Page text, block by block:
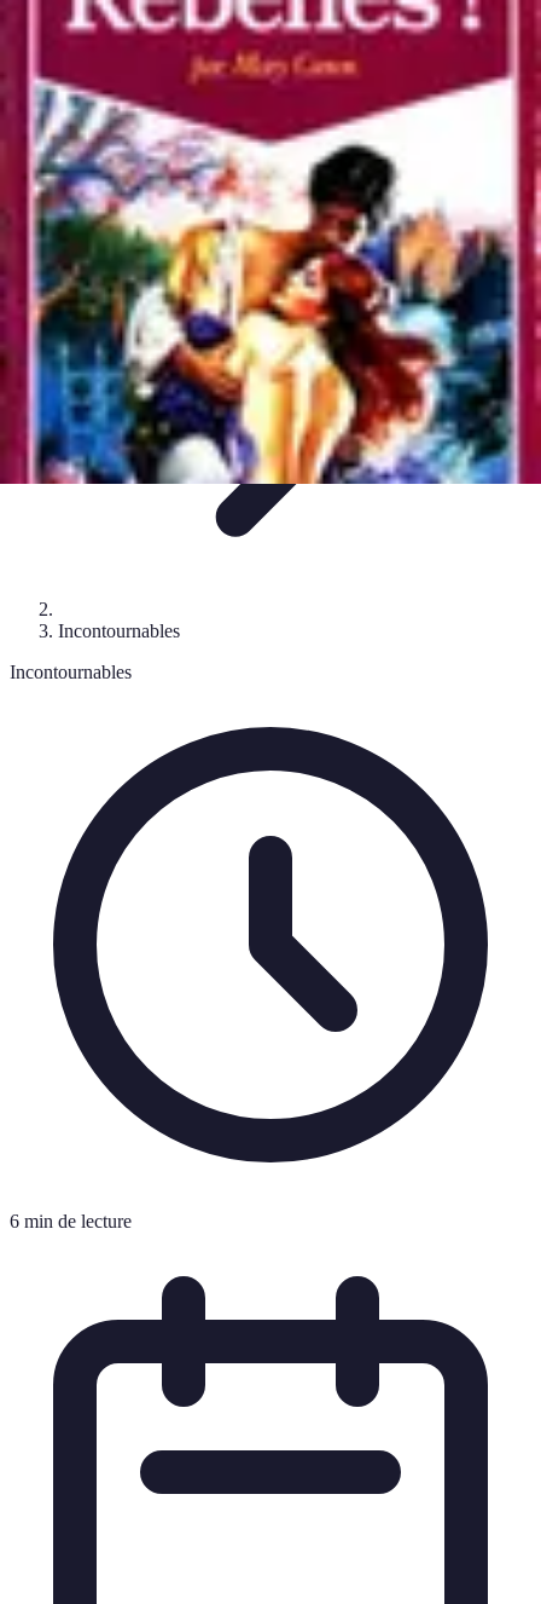
Belles Villes Monde
Inspiration de Voyage
Villes à découvrir
Voyages
Voyages et DécouvertesDécouverte des villes
Belles Villes Monde
Incontournables
Incontournables
6 min de lecture